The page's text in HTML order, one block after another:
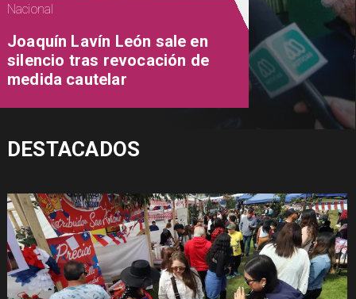
Nacional
Joaquín Lavín León sale en
silencio tras revocación de
medida cautelar
DESTACADOS